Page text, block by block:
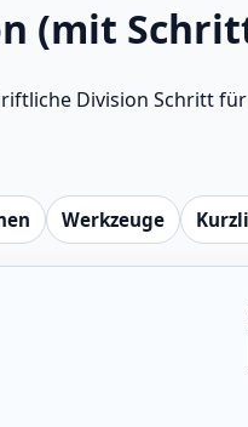
Werkzeuge
(mit
Division Schritt